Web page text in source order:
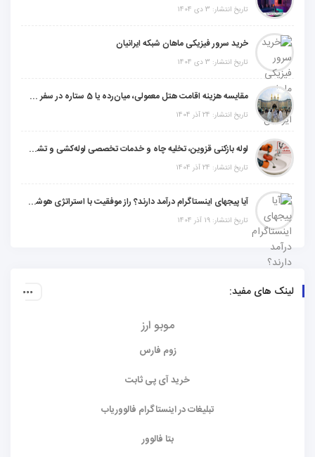
تاریخ انتشار: 3 دی 1404
خرید سرور فیزیکی ماهان شبکه ایرانیان
تاریخ انتشار: 3 دی 1404
مقایسه هزینه اقامت هتل معمولی، میان‌رده یا 5 ستاره در سفر زیارتی عراق
تاریخ انتشار: 24 آذر 1404
لوله بازکنی قزوین، تخلیه چاه و خدمات تخصصی لوله‌کشی و تشخیص ترکیدگی
تاریخ انتشار: 24 آذر 1404
آیا پیجهای اینستاگرام درآمد دارند؟ راز موفقیت با استراتژی هوشمندانه
تاریخ انتشار: 19 آذر 1404
لینک های مفید:
موبو ارز
زوم فارس
خرید آی پی ثابت
تبلیغات در اینستاگرام فالووریاب
بتا فالوور